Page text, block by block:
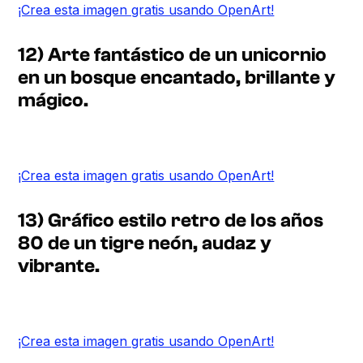
¡Crea esta imagen gratis usando OpenArt!
12) Arte fantástico de un unicornio
en un bosque encantado, brillante y
mágico.
¡Crea esta imagen gratis usando OpenArt!
13) Gráfico estilo retro de los años
80 de un tigre neón, audaz y
vibrante.
¡Crea esta imagen gratis usando OpenArt!